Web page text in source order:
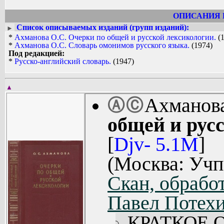
ОПИСАНИЯ
►
Список описываемых изданий (групп изданий):
* Ахманова О.С. Очерки по общей и русской лексикологии.
* Ахманова О.С. Словарь омонимов русского языка. (1974)
Под редакцией:
* Русско-английский словарь. (1947)
▲
ⒶⒸ
общей и
[Djv- 5.1M]
(Москва:
Скан,
Павел